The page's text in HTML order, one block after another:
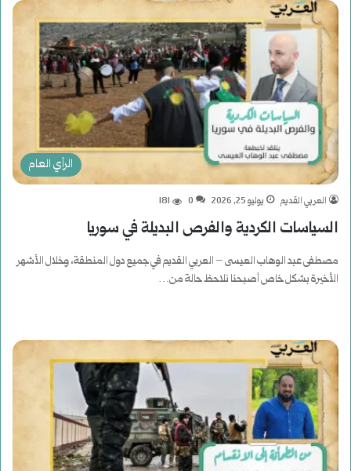
الرأي العام
العربي القديم يوليو 25, 2026 0
181
السياسات الكردية والفرص البديلة في سوريا
مصطفى عبد الوهاب العيسى – العربي القديم في جميع دول المنطقة، وخلال الأشهر
الأخيرة بشكل خاص أصبحنا نلاحظ حالة من…